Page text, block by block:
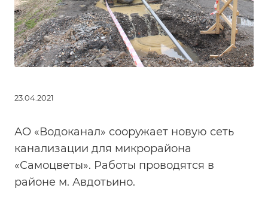
23.04.2021
АО «Водоканал» сооружает новую сеть
канализации для микрорайона
«Самоцветы». Работы проводятся в
районе м. Авдотьино.